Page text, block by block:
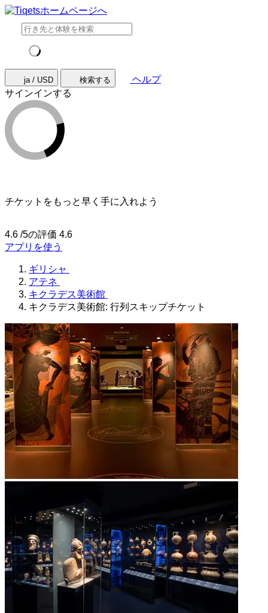
ja / USD 検索する
ヘルプ
サインインする
チケットをもっと早く手に入れよう
4.6 /5の評価 4.6
アプリを使う
ギリシャ
アテネ
キクラデス美術館
キクラデス美術館: 行列スキップチケット